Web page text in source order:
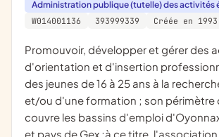
Administration publique (tutelle) des activités
W014001136
393999339 Créée en 1993
promouvoir, développer et gérer des actions
d'orientation et d'insertion
des jeunes de 16 à 25 ans à la
et/ou d'une formation ; son périmètre
couvre les bassins d'emploi
et pays de Gex ;à ce titre,